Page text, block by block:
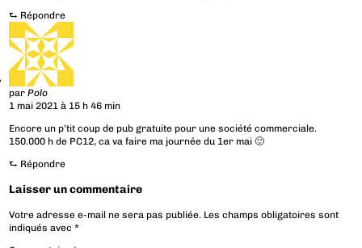
⮑ Répondre
parPolo
1 mai 2021 à 15 h 46 min
Encore un p’tit coup de pub gratuite pour une société commerciale.
150.000 h de PC12, ca va faire ma journée du 1er mai 🙂
⮑ Répondre
Laisser un commentaire
Votre adresse e-mail ne sera pas publiée. Les champs obligatoires sont
indiqués avec*